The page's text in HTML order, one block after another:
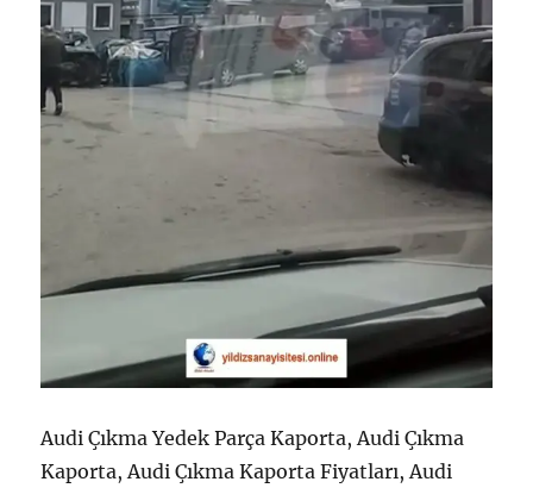
Audi Çıkma Yedek Parça Kaporta, Audi Çıkma
Kaporta, Audi Çıkma Kaporta Fiyatları, Audi